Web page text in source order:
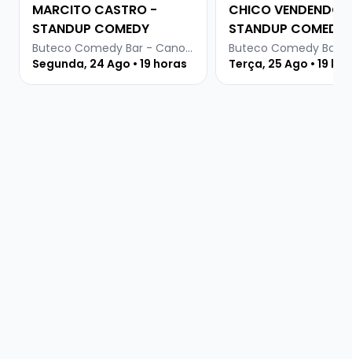
MARCITO CASTRO -
STANDUP COMEDY
Buteco Comedy Bar - Canoas
Segunda, 24 Ago • 19 horas
CHICO VENDENDO
STANDUP COMEDY
Terça, 25 Ago • 19